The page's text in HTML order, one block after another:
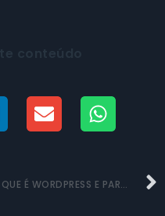
O QUE É WORDPRESS E PARA QUE SERVE?